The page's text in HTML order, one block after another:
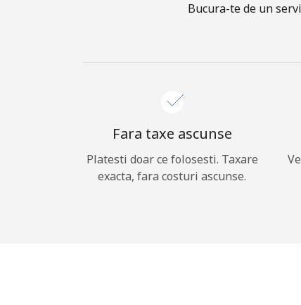
Bucura-te de un
Fara taxe ascunse
Platesti doar ce folosesti. Taxare
exacta, fara costuri ascunse.